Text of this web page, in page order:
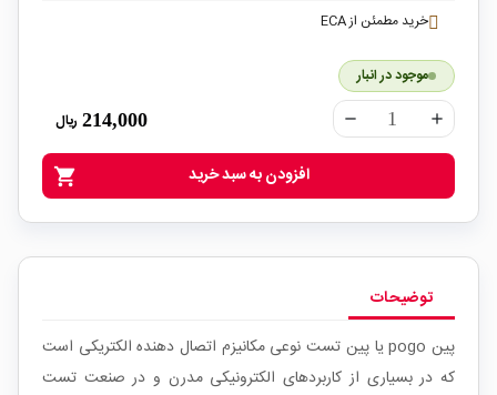
خرید مطمئن از ECA
موجود در انبار
remove add
214,000 ریال
shopping_cart افزودن به سبد خرید
توضیحات
پین pogo یا پین تست نوعی مکانیزم اتصال دهنده الکتریکی است
که در بسیاری از کاربردهای الکترونیکی مدرن و در صنعت تست